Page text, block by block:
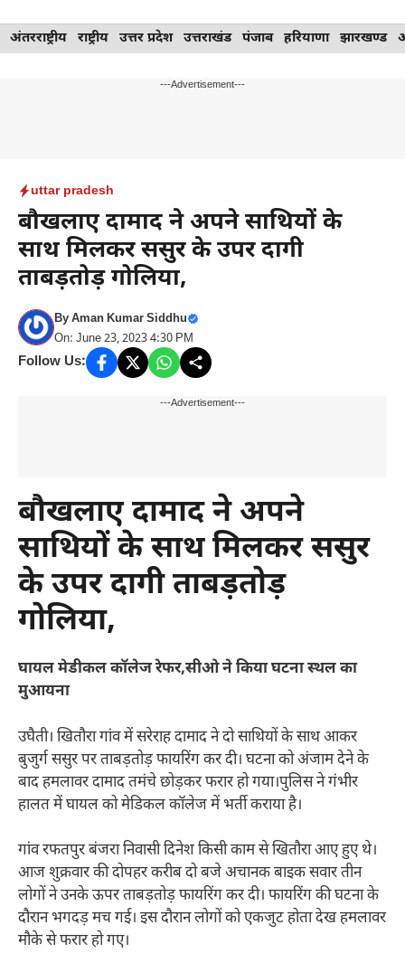
Skip
to
अंतरराष्ट्रीय राष्ट्रीय उत्तर प्रदेश उत्तराखंड पंजाब हरियाणा झारखण्ड
---Advertisement---
uttar pradesh
बौखलाए दामाद ने अपने साथियों के
साथ मिलकर ससुर के उपर दागी
ताबड़तोड़ गोलिया,
ByAman Kumar Siddhu
On: June 23, 2023 4:30 PM
Follow Us:
---Advertisement---
बौखलाए दामाद ने अपने
साथियों के साथ मिलकर ससुर
के उपर दागी ताबड़तोड़
गोलिया,
घायल मेडीकल कॉलेज रेफर,सीओ ने किया घटना स्थल का
मुआयना
उघैती। खितौरा गांव में सरेराह दामाद ने दो साथियों के साथ आकर
बुजुर्ग ससुर पर ताबड़तोड़ फायरिंग कर दी। घटना को अंजाम देने के
बाद हमलावर दामाद तमंचे छोड़कर फरार हो गया।पुलिस ने गंभीर
हालत में घायल को मेडिकल कॉलेज में भर्ती कराया है।
गांव रफतपुर बंजरा निवासी दिनेश किसी काम से खितौरा आए हुए थे।
आज शुक्रवार की दोपहर करीब दो बजे अचानक बाइक सवार तीन
लोगों ने उनके ऊपर ताबड़तोड़ फायरिंग कर दी। फायरिंग की घटना के
दौरान भगदड़ मच गई। इस दौरान लोगों को एकजुट होता देख हमलावर
मौके से फरार हो गए।